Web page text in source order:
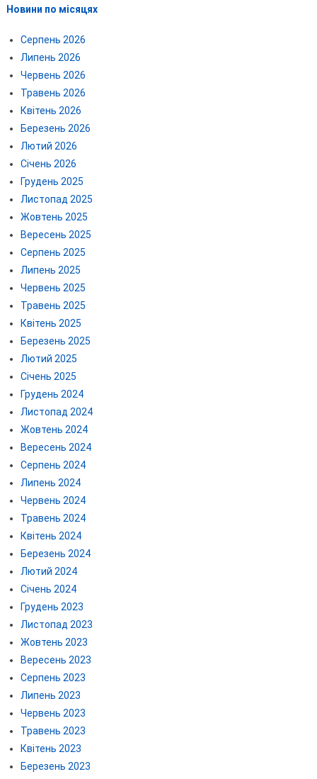
Новини по місяцях
Серпень 2026
Липень 2026
Червень 2026
Травень 2026
Квітень 2026
Березень 2026
Лютий 2026
Січень 2026
Грудень 2025
Листопад 2025
Жовтень 2025
Вересень 2025
Серпень 2025
Липень 2025
Червень 2025
Травень 2025
Квітень 2025
Березень 2025
Лютий 2025
Січень 2025
Грудень 2024
Листопад 2024
Жовтень 2024
Вересень 2024
Серпень 2024
Липень 2024
Червень 2024
Травень 2024
Квітень 2024
Березень 2024
Лютий 2024
Січень 2024
Грудень 2023
Листопад 2023
Жовтень 2023
Вересень 2023
Серпень 2023
Липень 2023
Червень 2023
Травень 2023
Квітень 2023
Березень 2023